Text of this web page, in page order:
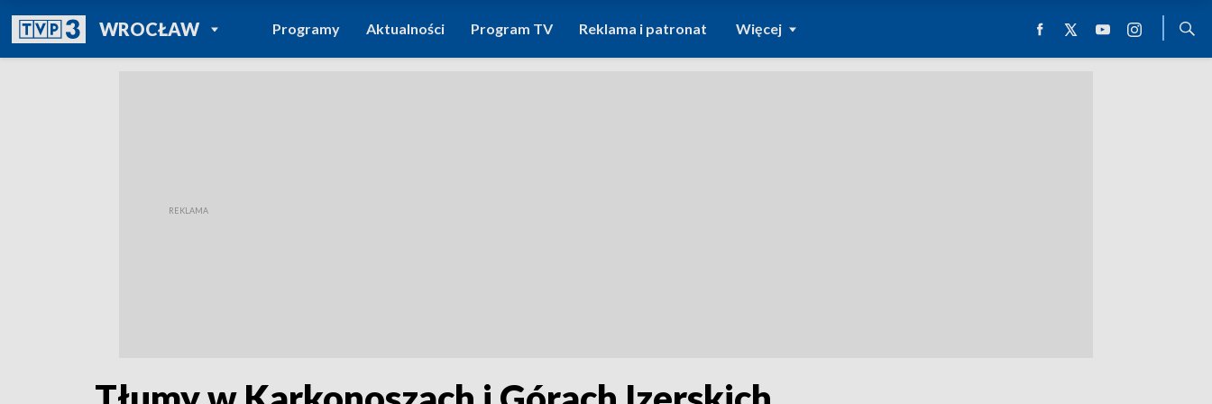
WROCŁAWPOWRÓT DO
TVP REGIONY
Programy Aktualności Program TV Reklama i patronat Więcej